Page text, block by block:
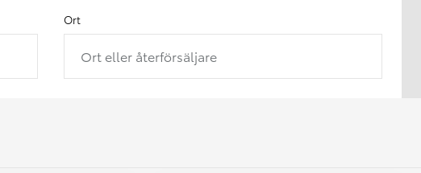
Ort
Ort eller återförsäljare